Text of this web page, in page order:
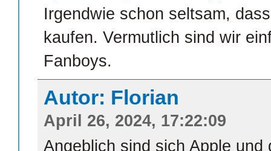
Irgendwie schon seltsam,
kaufen. Vermutlich sind wir
Fanboys.
Autor: Florian
April 26, 2024, 17:22:09
Angeblich sind sich Apple und